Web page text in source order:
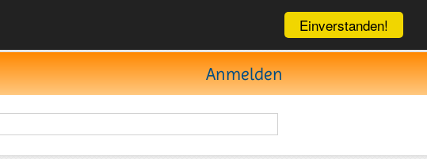
Einverstanden!
Anmelden